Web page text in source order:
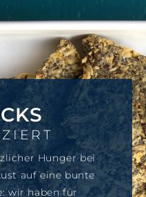
Hunger bei
auf eine bunte
wir haben für